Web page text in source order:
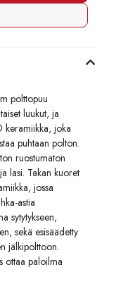
polttopuu
luukut, ja
keramiikka, joka
puhtaan polton.
ruostumaton
lasi. Takan kuoret
jossa
astia
sytytykseen,
sekä esisäädetty
jälkipolttoon.
ottaa paloilma